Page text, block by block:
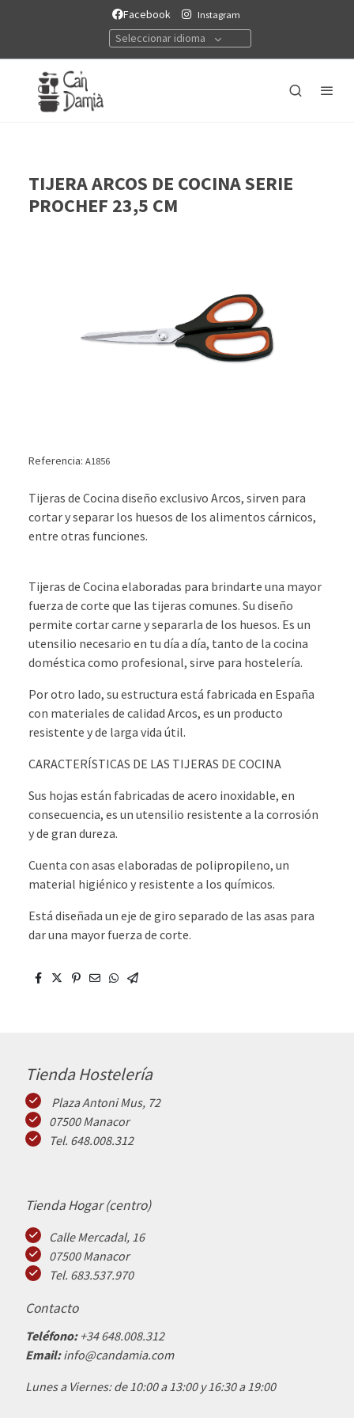
Facebook Instagram
Seleccionar idioma
TIJERA ARCOS DE COCINA SERIE
PROCHEF 23,5 CM
Referencia: A1856
Tijeras de Cocina diseño exclusivo Arcos, sirven para
cortar y separar los huesos de los alimentos cárnicos,
entre otras funciones.
Tijeras de Cocina elaboradas para brindarte una mayor
fuerza de corte que las tijeras comunes. Su diseño
permite cortar carne y separarla de los huesos. Es un
utensilio necesario en tu día a día, tanto de la cocina
doméstica como profesional, sirve para hostelería.
Por otro lado, su estructura está fabricada en España
con materiales de calidad Arcos, es un producto
resistente y de larga vida útil.
CARACTERÍSTICAS DE LAS TIJERAS DE COCINA
Sus hojas están fabricadas de acero inoxidable, en
consecuencia, es un utensilio resistente a la corrosión
y de gran dureza.
Cuenta con asas elaboradas de polipropileno, un
material higiénico y resistente a los químicos.
Está diseñada un eje de giro separado de las asas para
dar una mayor fuerza de corte.
Tienda Hostelería
Plaza Antoni Mus, 72
07500 Manacor
Tel. 648.008.312
Tienda Hogar (centro)
Calle Mercadal, 16
07500 Manacor
Tel. 683.537.970
Contacto
Teléfono: +34 648.008.312
Email:info@candamia.com
Lunes a Viernes: de 10:00 a 13:00 y 16:30 a 19:00